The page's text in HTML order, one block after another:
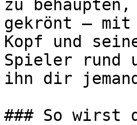
zu
gekrönt – mit
Kopf und
Spieler rund
ihn dir
### So wirst